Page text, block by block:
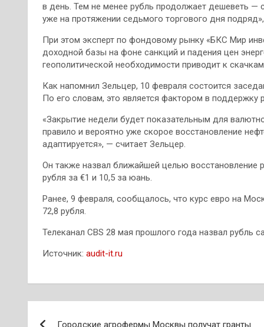
в день. Тем не менее рубль продолжает дешеветь —
уже на протяжении седьмого торгового дня
При этом эксперт по фондовому рынку «БКС Мир
доходной базы на фоне санкций и падения цен
геополитической необходимости приводит к
Как напомнил Зельцер, 10 февраля состоится
По его словам, это является фактором в поддержку
«Закрытие недели будет показательным для
правило и вероятно уже скорое восстановление
адаптируется», — считает Зельцер.
Он также назвал ближайшей целью восстановление
рубля за €1 и 10,5 за юань.
Ранее, 9 февраля, сообщалось, что курс евро на
72,8 рубля.
Телеканал CBS 28 мая прошлого года назвал рубль
Источник: audit-it.ru
Городские агрофермы Москвы получат гранты